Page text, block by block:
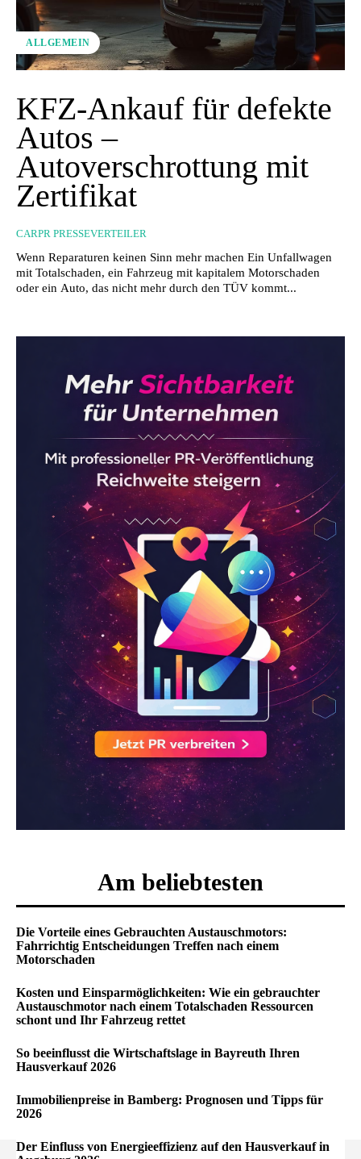
ALLGEMEIN
KFZ-Ankauf für defekte
Autos –
Autoverschrottung mit
Zertifikat
CARPR PRESSEVERTEILER
Wenn Reparaturen keinen Sinn mehr machen Ein Unfallwagen
mit Totalschaden, ein Fahrzeug mit kapitalem Motorschaden
oder ein Auto, das nicht mehr durch den TÜV kommt...
Am beliebtesten
Die Vorteile eines Gebrauchten Austauschmotors:
Fahrrichtig Entscheidungen Treffen nach einem
Motorschaden
Kosten und Einsparmöglichkeiten: Wie ein gebrauchter
Austauschmotor nach einem Totalschaden Ressourcen
schont und Ihr Fahrzeug rettet
So beeinflusst die Wirtschaftslage in Bayreuth Ihren
Hausverkauf 2026
Immobilienpreise in Bamberg: Prognosen und Tipps für
2026
Der Einfluss von Energieeffizienz auf den Hausverkauf in